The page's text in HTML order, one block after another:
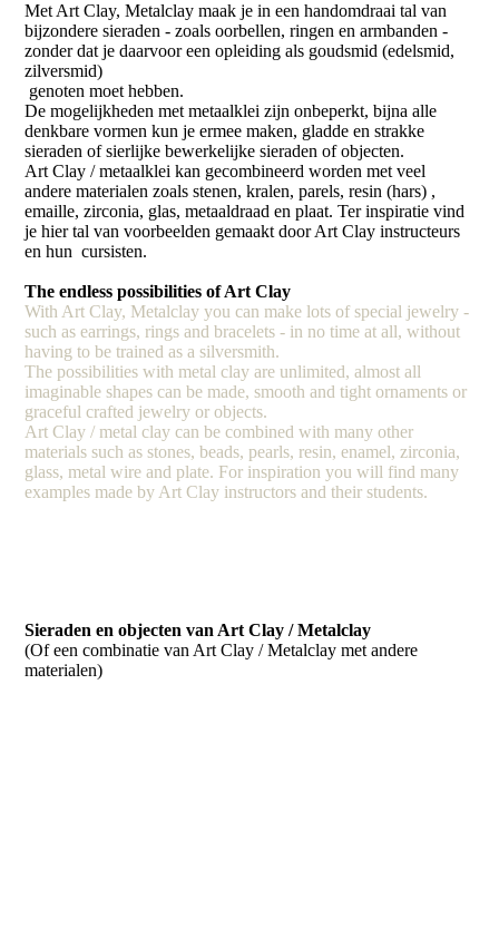
Met Art Clay, Metalclay maak je in een handomdraai tal van
bijzondere sieraden - zoals oorbellen, ringen en armbanden -
zonder dat je daarvoor een opleiding als goudsmid (edelsmid,
zilversmid)
genoten moet hebben.
De mogelijkheden met metaalklei zijn onbeperkt, bijna alle
denkbare vormen kun je ermee maken, gladde en strakke
sieraden of sierlijke bewerkelijke sieraden of objecten.
Art Clay / metaalklei kan gecombineerd worden met veel
andere materialen zoals stenen, kralen, parels, resin (hars) ,
emaille, zirconia, glas, metaaldraad en plaat. Ter inspiratie vind
je hier tal van voorbeelden gemaakt door Art Clay instructeurs
en hun cursisten.
The endless possibilities of Art Clay
With Art Clay, Metalclay you can make lots of special jewelry -
such as earrings, rings and bracelets - in no time at all, without
having to be trained as a silversmith.
The possibilities with metal clay are unlimited, almost all
imaginable shapes can be made, smooth and tight ornaments or
graceful crafted jewelry or objects.
Art Clay / metal clay can be combined with many other
materials such as stones, beads, pearls, resin, enamel, zirconia,
glass, metal wire and plate. For inspiration you will find many
examples made by Art Clay instructors and their students.
Sieraden en objecten van Art Clay / Metalclay
(Of een combinatie van Art Clay / Metalclay met andere
materialen)